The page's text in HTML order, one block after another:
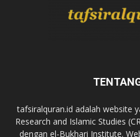
tafsiralquran.id adalah website
Research and Islamic Studies
dengan el-Bukhari Institute.